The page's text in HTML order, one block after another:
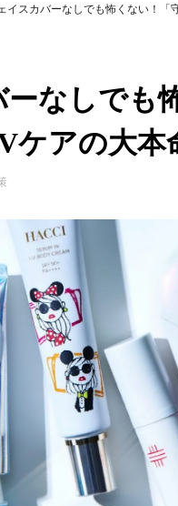
イスカバーなしでも怖くない！「
なしでも
ケアの大本